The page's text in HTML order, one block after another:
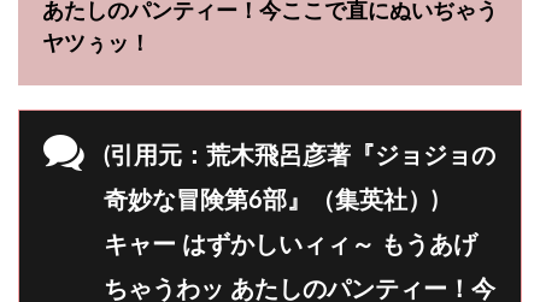
あたしのパンティー！今ここで直にぬいぢゃう
ヤツぅッ！
(引用元：荒木飛呂彦著『ジョジョの
奇妙な冒険第6部』（集英社）)
キャー はずかしいィィ～ もうあげ
ちゃうわッ あたしのパンティー！今